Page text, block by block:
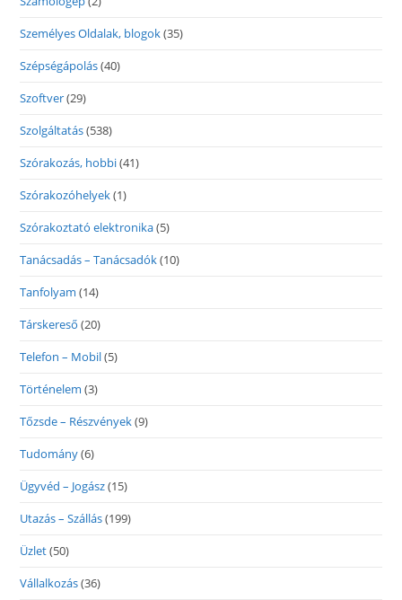
Személyes Oldalak, blogok(35)
Szépségápolás(40)
Szoftver(29)
Szolgáltatás(538)
Szórakozás, hobbi(41)
Szórakozóhelyek(1)
Szórakoztató elektronika(5)
Tanácsadás – Tanácsadók(10)
Tanfolyam (14)
Társkereső (20)
Telefon – Mobil(5)
Történelem (3)
Tőzsde – Részvények(9)
Tudomány(6)
Ügyvéd – Jogász(15)
Utazás – Szállás(199)
Üzlet(50)
Vállalkozás(36)